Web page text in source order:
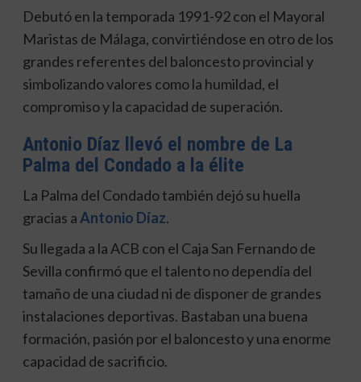
Debutó en la temporada 1991-92 con el Mayoral
Maristas de Málaga, convirtiéndose en otro de los
grandes referentes del baloncesto provincial y
simbolizando valores como la humildad, el
compromiso y la capacidad de superación.
Antonio Díaz llevó el nombre de La
Palma del Condado a la élite
La Palma del Condado también dejó su huella
gracias aAntonio Díaz.
Su llegada a la ACB con el Caja San Fernando de
Sevilla confirmó que el talento no dependía del
tamaño de una ciudad ni de disponer de grandes
instalaciones deportivas. Bastaban una buena
formación, pasión por el baloncesto y una enorme
capacidad de sacrificio.